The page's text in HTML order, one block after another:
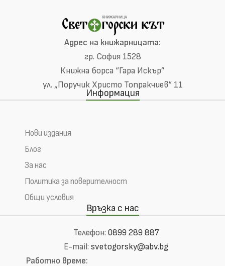
Адрес на книжарницата:
гр. София 1528
Книжна борса “Гара Искър”
ул. „Поручик Христо Топракчиев“ 11
Информация
Нови издания
Блог
За нас
Политика за поверителност
Общи условия
Връзка с нас
Телефон: 0899 289 887
E-mail: svetogorsky@abv.bg
Работно време: